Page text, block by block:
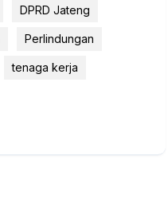
DPRD Jateng
Perlindungan
tenaga kerja